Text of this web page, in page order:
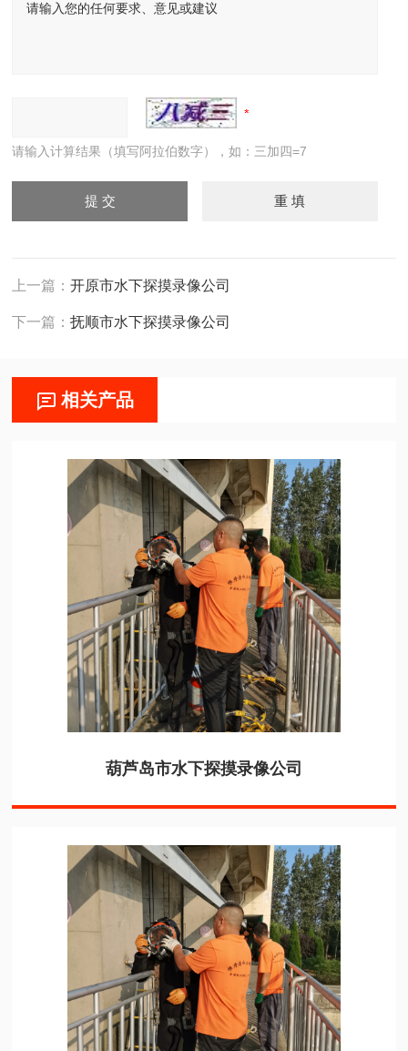
请输入计算结果（填写阿拉伯数字），如：三加四=7
上一篇：开原市水下探摸录像公司
下一篇：抚顺市水下探摸录像公司
相关产品
葫芦岛市水下探摸录像公司